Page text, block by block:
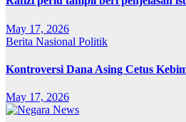
May 17, 2026
Berita Nasional Politik
Kontroversi Dana Asing Cetus
May 17, 2026